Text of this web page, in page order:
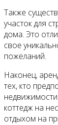
Также
участок для
дома. Это
свое
пожеланий.
Наконец,
тех, кто
коттедж на
отдыхом на